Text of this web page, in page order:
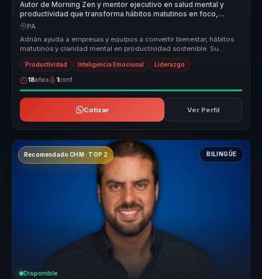
Autor de Morning Zen y mentor ejecutivo en salud mental y
productividad que transforma hábitos matutinos en foco,
energía y rendimiento para líderes y equipos.
PA
Adrián ayuda a empresas y equipos a convertir bienestar, hábitos
matutinos y claridad mental en productividad sostenible. Su
propuesta un...
Productividad Inteligencia Emocional Liderazgo
18años 1conf.
Cotizar Ver Perfil
Recomendado CHM · TOP 2 BILINGÜE
Disponible